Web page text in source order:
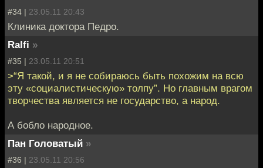
#34 | 23.05.11 20:43
Клиника доктора Педро.
Ralfi »
#35 | 23.05.11 20:51
>“Я такой, и я не собираюсь быть похожим на всю
эту «социалистическую» толпу”. Но главным врагом
творчества является не государство, а народ.
А бобло народное.
Пан Головатый »
#36 | 23.05.11 20:56